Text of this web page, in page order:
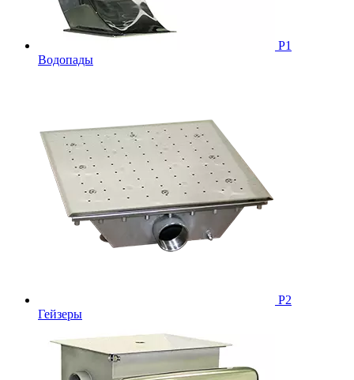
Р1
Водопады
Р2
Гейзеры